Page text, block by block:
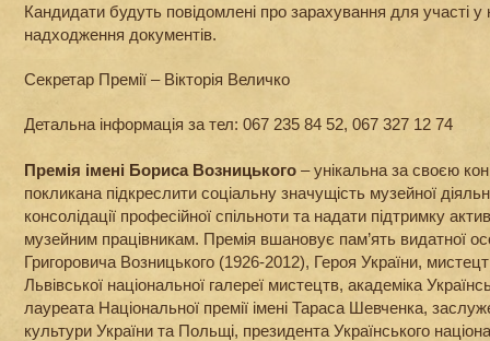
Кандидати будуть повідомлені про зарахування для участі у
надходження документів.
Секретар Премії – Вікторія Величко
Детальна інформація за тел: 067 235 84 52, 067 327 12 74
Премія імені Бориса Возницького – унікальна за своєю
покликана підкреслити соціальну значущість музейної
консолідації професійної спільноти та надати підтримку
музейним працівникам. Премія вшановує пам’ять видатної
Григоровича Возницького (1926-2012), Героя України,
Львівської національної галереї мистецтв, академіка
лауреата Національної премії імені Тараса Шевченка,
культури України та Польщі, президента Українського